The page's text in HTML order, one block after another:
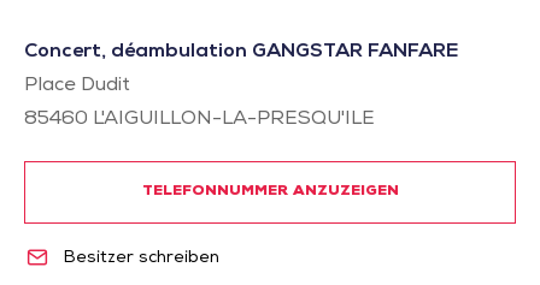
Concert, déambulation GANGSTAR FANFARE
Place Dudit
85460 L'AIGUILLON-LA-PRESQU'ILE
TELEFONNUMMER ANZUZEIGEN
Besitzer schreiben